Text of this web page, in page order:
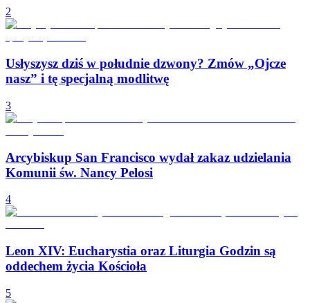
2
Usłyszysz dziś w południe dzwony? Zmów „Ojcze
nasz” i tę specjalną modlitwę
3
Arcybiskup San Francisco wydał zakaz udzielania
Komunii św. Nancy Pelosi
4
Leon XIV: Eucharystia oraz Liturgia Godzin są
oddechem życia Kościoła
5